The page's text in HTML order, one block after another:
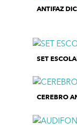
ANTIFAZ
SET
CEREBRO